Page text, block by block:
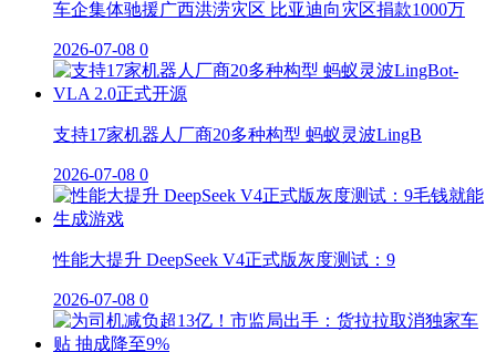
车企集体驰援广西洪涝灾区 比亚迪向灾区捐款1000万
2026-07-08 0
支持17家机器人厂商20多种构型 蚂蚁灵波LingB
2026-07-08 0
性能大提升 DeepSeek V4正式版灰度测试：9
2026-07-08 0